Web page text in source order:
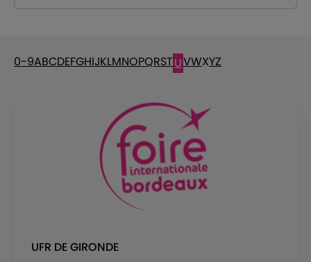
0-9ABCDEFGHIJKLMNOPQRSTUVWXYZ
UFR DE GIRONDE